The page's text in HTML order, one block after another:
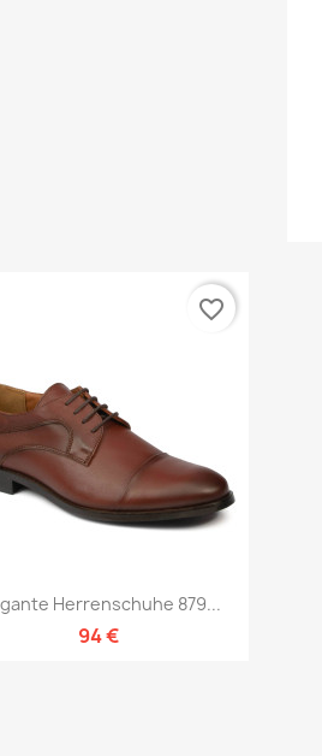
Vorschau
Herrenschuhe 879...
94 €
favorite_border